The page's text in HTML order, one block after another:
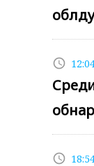
access_time
access_time